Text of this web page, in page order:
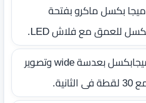
الواسعة ultra-wide و2 ميجا بكسل ماكرو بفتحة
كاميرا امامية بدقة 16 ميجابكسل بعدسة wide وتصوير